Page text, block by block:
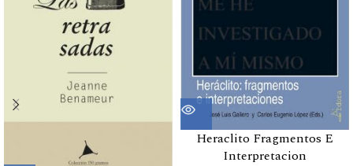
Heraclito Fragmentos E
Interpretacion